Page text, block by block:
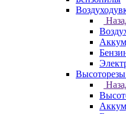
Высоторезы